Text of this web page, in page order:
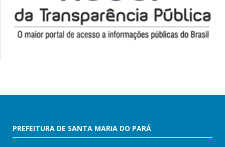
PREFEITURA DE SANTA MARIA DO PARÁ